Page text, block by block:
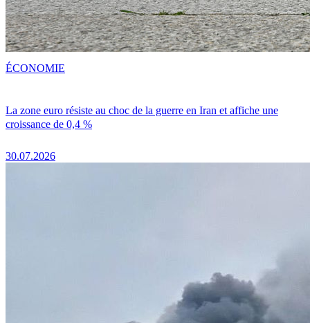
La zone euro résiste au choc de la guerre en Iran et affiche une
croissance de 0,4 %
30.07.2026
ÉCONOMIE